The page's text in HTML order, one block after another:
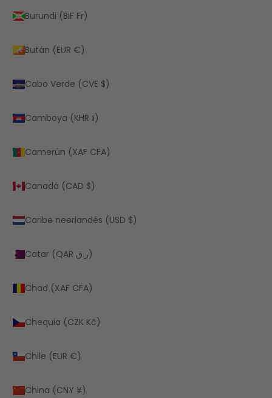
Burundi (BIF Fr)
Bután (EUR €)
Cabo Verde (CVE $)
Camboya (KHR ៛)
Camerún (XAF CFA)
Canadá (CAD $)
Caribe neerlandés (USD $)
Catar (QAR ر.ق)
Chad (XAF CFA)
Chequia (CZK Kč)
Chile (EUR €)
China (CNY ¥)